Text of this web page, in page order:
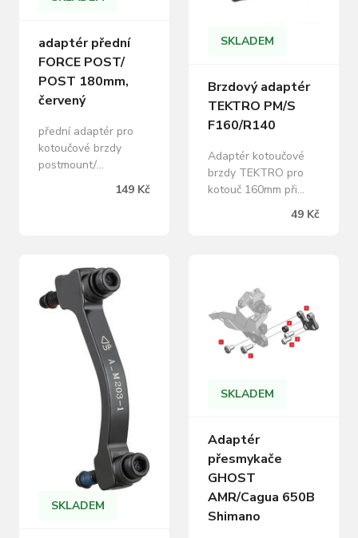
adaptér přední
FORCE POST/
POST 180mm,
červený
přední adaptér pro
kotoučové brzdy
postmount/
40 g, materiál: Al
hliník baleno v sáčku
149 Kč
SKLADEM
Brzdový adaptér
TEKTRO PM/S
F160/R140
Adaptér kotoučové
brzdy TEKTRO pro
kotouč 160mm při
použití na přední kolo,
140mm na zadní kolo.
Možnost použití jako
přední (160mm)/zadní
(140mm)
49 Kč
SKLADEM
SKLADEM
Adaptér
přesmykače
GHOST
AMR/Cagua 650B
Shimano